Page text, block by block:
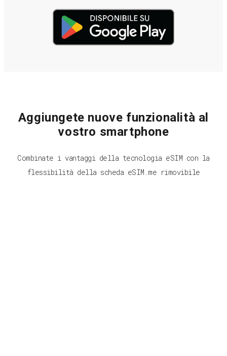
Aggiungete nuove funzionalità al
vostro smartphone
Combinate i vantaggi della tecnologia eSIM con la
flessibilità della scheda eSIM.me rimovibile